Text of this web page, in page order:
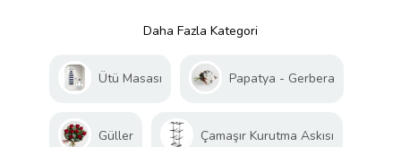
Daha Fazla Kategori
Ütü Masası Papatya - Gerbera
Güller Çamaşır Kurutma Askısı